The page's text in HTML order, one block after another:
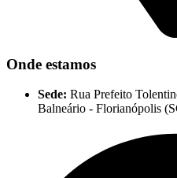
Onde estamos
Sede: Rua Prefeito
Balneário - Florianópolis